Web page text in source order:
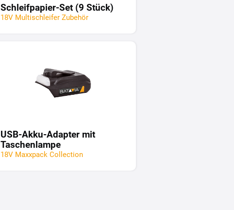
Schleifpapier-Set (9 Stück)
18V Multischleifer Zubehör
USB-Akku-Adapter mit
Taschenlampe
18V Maxxpack Collection